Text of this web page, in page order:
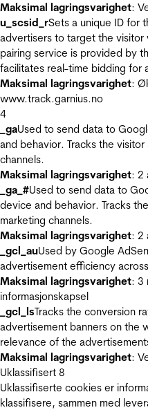
Maksimal lagringsvarighet:
u_scsid_rSets a unique ID for
advertisers to target the visitor
pairing service is provided by
facilitates real-time bidding for
Maksimal lagringsvarighet:
www.track.garnius.no
4
_gaUsed to send data to
and behavior. Tracks the
channels.
Maksimal lagringsvarighet: 2
_ga_#Used to send data to
device and behavior. Tracks
marketing channels.
Maksimal lagringsvarighet: 2
_gcl_auUsed by Google
advertisement efficiency
Maksimal lagringsvarighet: 3
informasjonskapsel
_gcl_lsTracks the conversion
advertisement banners on the
relevance of the
Maksimal lagringsvarighet:
Uklassifisert 8
Uklassifiserte cookies er
klassifisere, sammen med